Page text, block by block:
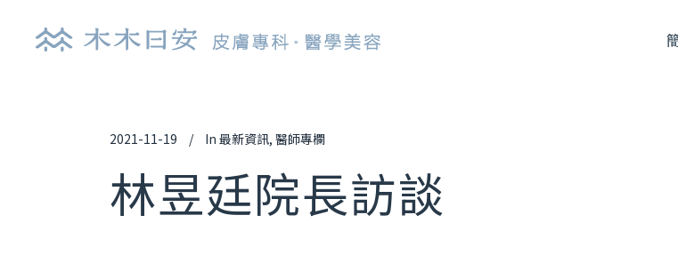
鉺雅鉻雷射
玻尿酸
2021-11-19 In 最新資訊, 醫師專欄
林昱廷院長訪談